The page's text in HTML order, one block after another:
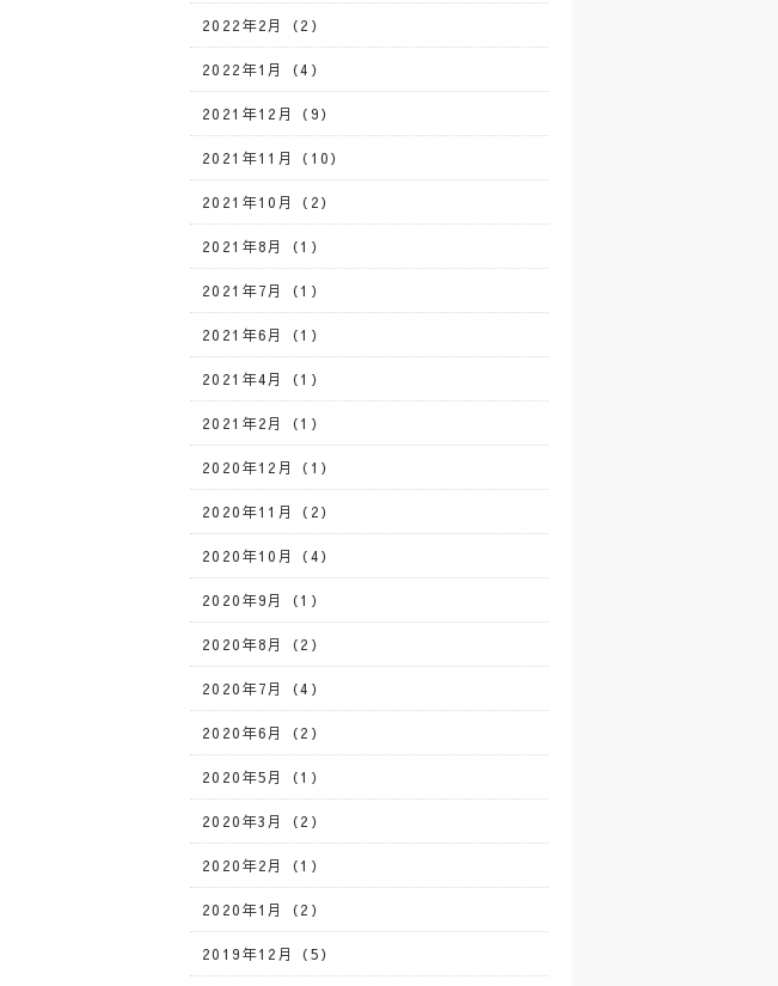
2022年2月（2）
2022年1月（4）
2021年12月（9）
2021年11月（10）
2021年10月（2）
2021年8月（1）
2021年7月（1）
2021年6月（1）
2021年4月（1）
2021年2月（1）
2020年12月（1）
2020年11月（2）
2020年10月（4）
2020年9月（1）
2020年8月（2）
2020年7月（4）
2020年6月（2）
2020年5月（1）
2020年3月（2）
2020年2月（1）
2020年1月（2）
2019年12月（5）